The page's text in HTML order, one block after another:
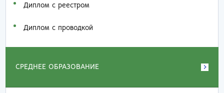
Диплом с реестром
Диплом с проводкой
СРЕДНЕЕ ОБРАЗОВАНИЕ